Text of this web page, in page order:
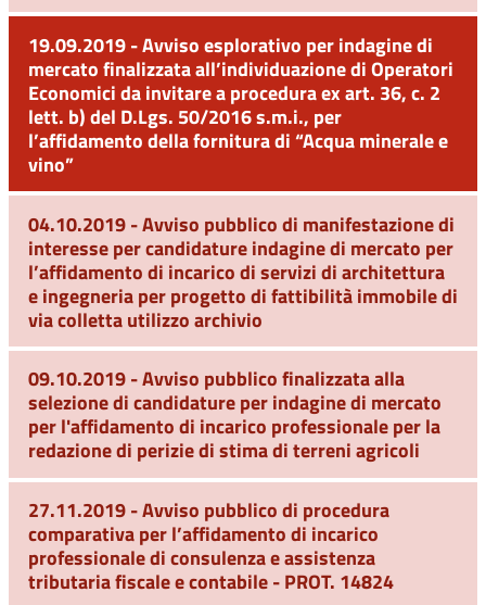
19.09.2019 - Avviso esplorativo per indagine di
mercato finalizzata all’individuazione di Operatori
Economici da invitare a procedura ex art. 36, c. 2
lett. b) del D.Lgs. 50/2016 s.m.i., per
l’affidamento della fornitura di “Acqua minerale e
vino”
04.10.2019 - Avviso pubblico di manifestazione di
interesse per candidature indagine di mercato per
l’affidamento di incarico di servizi di architettura
e ingegneria per progetto di fattibilità immobile di
via colletta utilizzo archivio
09.10.2019 - Avviso pubblico finalizzata alla
selezione di candidature per indagine di mercato
per l'affidamento di incarico professionale per la
redazione di perizie di stima di terreni agricoli
27.11.2019 - Avviso pubblico di procedura
comparativa per l’affidamento di incarico
professionale di consulenza e assistenza
tributaria fiscale e contabile - PROT. 14824